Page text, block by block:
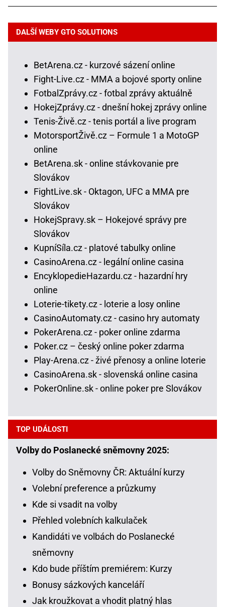
DALŠÍ WEBY GTO SOLUTIONS
BetArena.cz - kurzové sázení online
Fight-Live.cz - MMA a bojové sporty online
FotbalZprávy.cz - fotbal zprávy aktuálně
HokejZprávy.cz - dnešní hokej zprávy online
Tenis-Živě.cz - tenis portál a live program
MotorsportŽivě.cz – Formule 1 a MotoGP
online
BetArena.sk - online stávkovanie pre
Slovákov
FightLive.sk - Oktagon, UFC a MMA pre
Slovákov
HokejSpravy.sk – Hokejové správy pre
Slovákov
KupníSíla.cz - platové tabulky online
CasinoArena.cz - legální online casina
EncyklopedieHazardu.cz - hazardní hry
online
Loterie-tikety.cz - loterie a losy online
CasinoAutomaty.cz - casino hry automaty
PokerArena.cz - poker online zdarma
Poker.cz – český online poker zdarma
Play-Arena.cz - živé přenosy a online loterie
CasinoArena.sk - slovenská online casina
PokerOnline.sk - online poker pre Slovákov
TOP UDÁLOSTI
Volby do Poslanecké sněmovny 2025:
Volby do Sněmovny ČR: Aktuální kurzy
Volební preference a průzkumy
Kde si vsadit na volby
Přehled volebních kalkulaček
Kandidáti ve volbách do Poslanecké
sněmovny
Kdo bude příštím premiérem: Kurzy
Bonusy sázkových kanceláří
Jak kroužkovat a vhodit platný hlas